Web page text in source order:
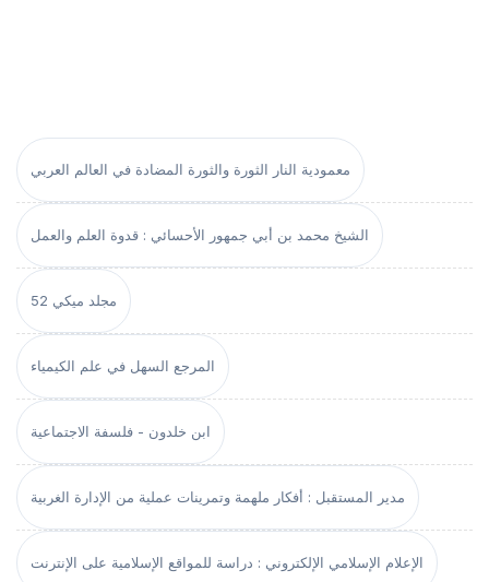
معمودية النار الثورة والثورة المضادة في العالم العربي
الشيخ محمد بن أبي جمهور الأحسائي : قدوة العلم والعمل
مجلد ميكي 52
المرجع السهل في علم الكيمياء
ابن خلدون - فلسفة الاجتماعية
مدير المستقبل : أفكار ملهمة وتمرينات عملية من الإدارة الغربية
الإعلام الإسلامي الإلكتروني : دراسة للمواقع الإسلامية على الإنترنت